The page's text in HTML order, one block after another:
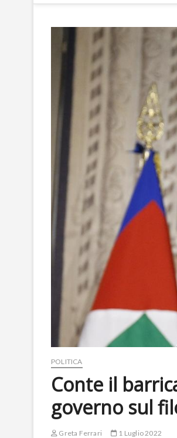
POLITICA
Conte il
governo sul
Greta Ferrari 1 Luglio 2022